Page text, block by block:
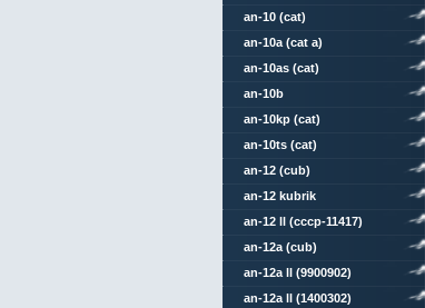
an-10 (cat)
an-10a (cat a)
an-10as (cat)
an-10b
an-10kp (cat)
an-10ts (cat)
an-12 (cub)
an-12 kubrik
an-12 ll (cccp-11417)
an-12a (cub)
an-12a ll (9900902)
an-12a ll (1400302)